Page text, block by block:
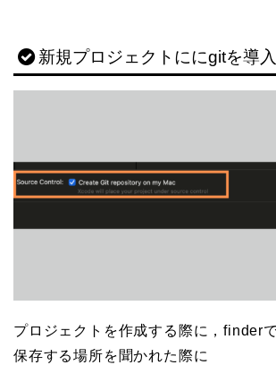
新規プロジェクトににgitを導
プロジェクトを作成する際に，finder
保存する場所を聞かれた際に